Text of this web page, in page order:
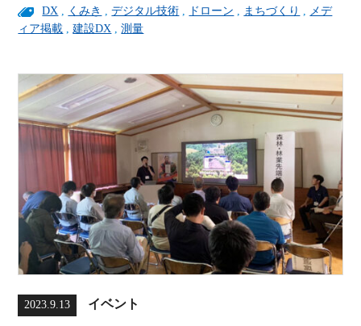
DX , くみき ,デジタル技術 , ドローン , まちづくり , メデ
ィア掲載 ,建設DX ,測量
2023.9.13 イベント